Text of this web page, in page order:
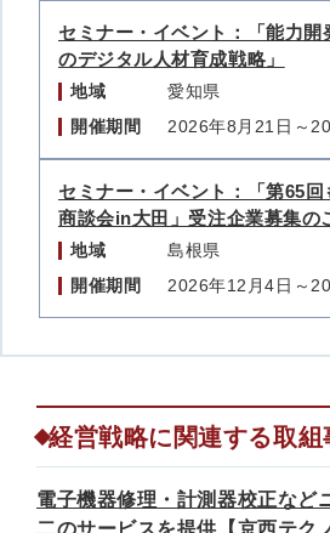
セミナー・イベント：「能力開
のデジタル人材育成戦略」
地域
愛知県
開催期間
2026年8月21日～
セミナー・イベント：「第65
商談会in大田」受注企業募集の
地域
島根県
開催期間
2026年12月4日～
経営戦略に関連する取組
電子機器修理・計測器校正など
二のサービスを提供【京西テク